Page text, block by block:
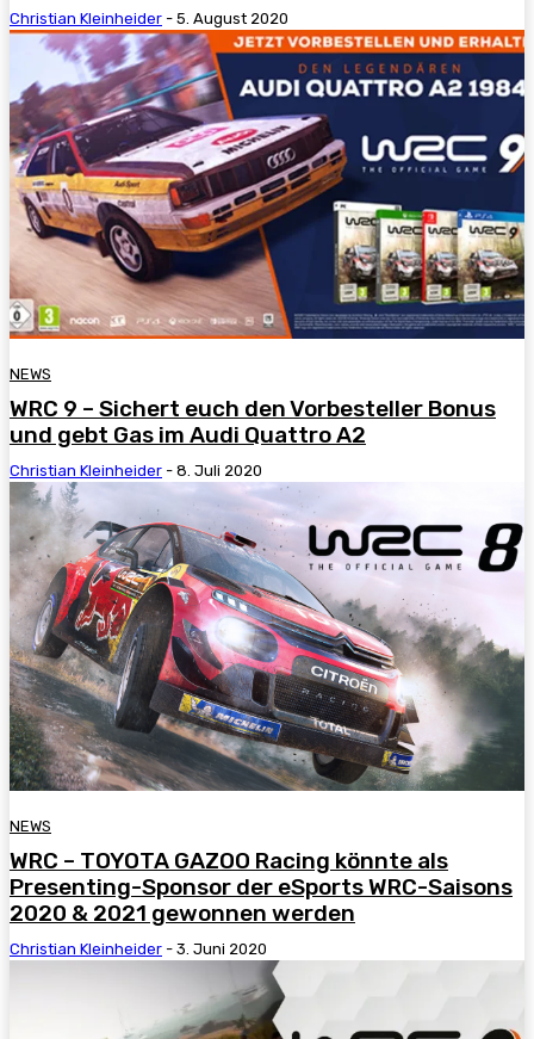
Christian Kleinheider - 5. August 2020
NEWS
WRC 9 – Sichert euch den Vorbesteller Bonus
und gebt Gas im Audi Quattro A2
Christian Kleinheider - 8. Juli 2020
NEWS
WRC – TOYOTA GAZOO Racing könnte als
Presenting-Sponsor der eSports WRC-Saisons
2020 & 2021 gewonnen werden
Christian Kleinheider - 3. Juni 2020